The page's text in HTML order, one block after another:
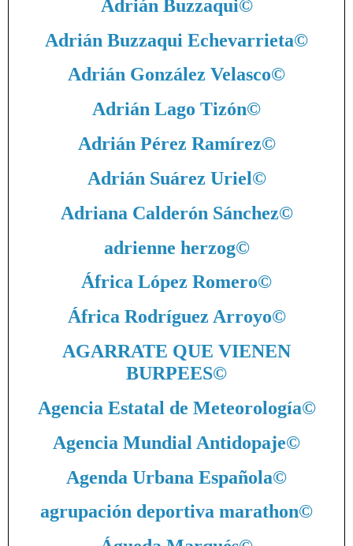
Adrián Buzzaqui©
Adrián Buzzaqui Echevarrieta©
Adrián González Velasco©
Adrián Lago Tizón©
Adrián Pérez Ramírez©
Adrián Suárez Uriel©
Adriana Calderón Sánchez©
adrienne herzog©
África López Romero©
África Rodríguez Arroyo©
AGARRATE QUE VIENEN
BURPEES©
Agencia Estatal de Meteorología©
Agencia Mundial Antidopaje©
Agenda Urbana Española©
agrupación deportiva marathon©